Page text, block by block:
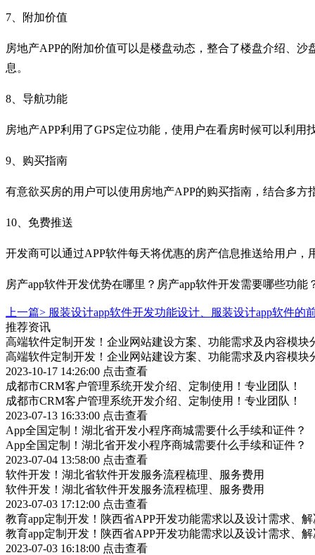
7、附加价值
房地产APP的附加价值可以是楼盘动态，整合了楼盘介绍、
息。
8、导航功能
房地产APP利用了GPS定位功能，使用户在看房时候可以利
9、购买指南
有意欲买房的用户可以使用房地产APP的购买指南，结合多
10、免费推送
开发商可以通过APP软件每天将优惠的房产信息推送给用户
房产app软件开发优势在哪里？房产app软件开发需要哪些功
上一篇> 服装设计app软件开发功能设计、服装设计app软件的
推荐资讯
高端软件定制开发！企业网站建设方案、功能需求及内容模块
高端软件定制开发！企业网站建设方案、功能需求及内容模块
2023-10-17 14:26:00 点击查看
成都市CRM客户管理系统开发介绍、定制使用！专业团队！
成都市CRM客户管理系统开发介绍、定制使用！专业团队！
2023-07-13 16:33:00 点击查看
App全国定制！湖北省开发小程序商城需要什么手续和证件？
App全国定制！湖北省开发小程序商城需要什么手续和证件？
2023-07-04 13:58:00 点击查看
软件开发！湖北省软件开发服务流程梳理、服务费用
软件开发！湖北省软件开发服务流程梳理、服务费用
2023-07-03 17:12:00 点击查看
教育app定制开发！陕西省APP开发功能需求以及设计需求、
教育app定制开发！陕西省APP开发功能需求以及设计需求、
2023-07-03 16:18:00 点击查看